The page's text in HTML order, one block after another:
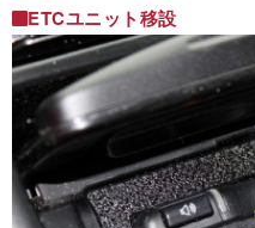
ETCユニット移設